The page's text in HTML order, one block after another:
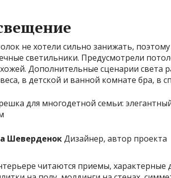
не хотели сильно занижать,
светильники. Предусмотрели
Дополнительные сценарии света
в детской и ванной комнате бра, в
ШеверденокДизайнер, автор проекта
читаются приемы, характерные